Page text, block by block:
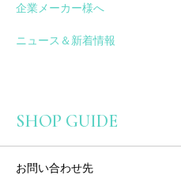
企業メーカー様へ
ニュース＆新着情報
SHOP GUIDE
お問い合わせ先